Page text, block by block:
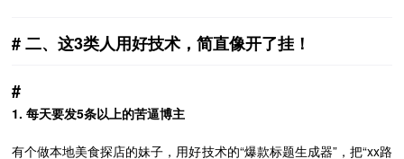
二、这3类人用好技术，简直像开了挂！
1. 每天要发5条以上的苦逼博主
有个做本地美食探店的妹子，用好技术的“爆款标题生成器”，把“xx路